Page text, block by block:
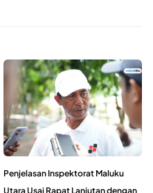
Penjelasan Inspektorat Maluku
Utara Usai Rapat Lanjutan dengan